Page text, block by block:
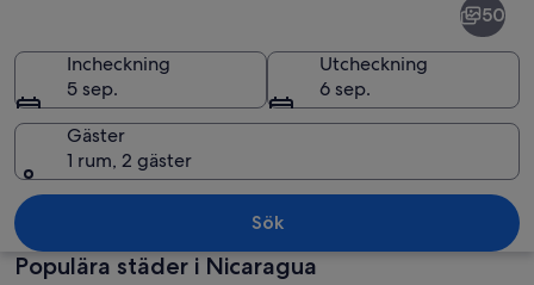
En strand med två gula solstolar,
50
Incheckning
5 sep.
Utcheckning
6 sep.
Gäster
1 rum, 2 gäster
Sök
Populära städer i Nicaragua